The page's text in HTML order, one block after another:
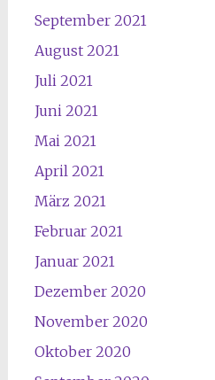
September 2021
August 2021
Juli 2021
Juni 2021
Mai 2021
April 2021
März 2021
Februar 2021
Januar 2021
Dezember 2020
November 2020
Oktober 2020